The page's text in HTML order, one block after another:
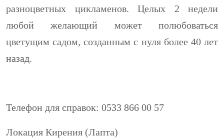
разноцветных цикламенов. Целых 2 недели
любой желающий может полюбоваться
цветущим садом, созданным с нуля более 40 лет
назад.
Телефон для справок: 0533 866 00 57
Локация Кирения (Лапта)